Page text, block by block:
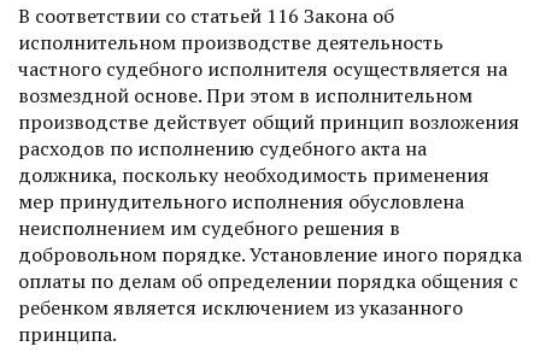
В соответствии со статьей 116 Закона об
исполнительном производстве деятельность
частного судебного исполнителя осуществляется на
возмездной основе. При этом в исполнительном
производстве действует общий принцип возложения
расходов по исполнению судебного акта на
должника, поскольку необходимость применения
мер принудительного исполнения обусловлена
неисполнением им судебного решения в
добровольном порядке. Установление иного порядка
оплаты по делам об определении порядка общения с
ребенком является исключением из указанного
принципа.